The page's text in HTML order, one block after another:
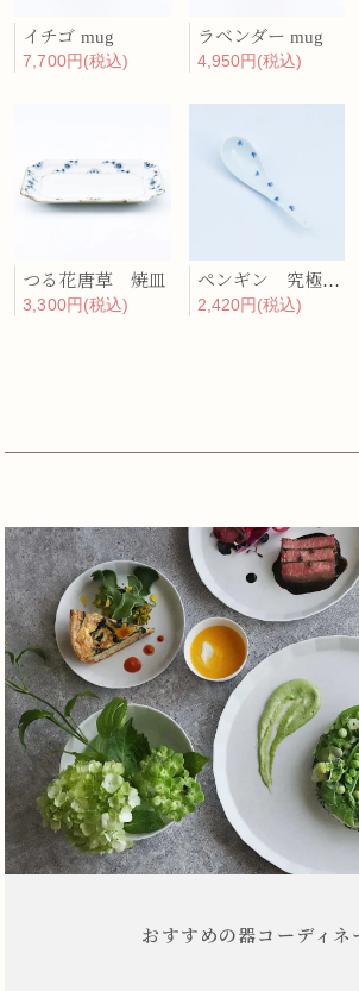
イチゴ mug
7,700円(税込)
ラベンダー mug
4,950円(税込)
つる花唐草 焼皿
3,300円(税込)
ペンギン 究極のレンゲ
2,420円(税込)
おすすめの器コーディネ